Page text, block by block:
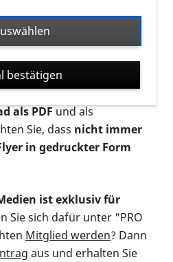
um ausschließlich
Audios oder Videos zu
und Broschüren werden in
angeboten: zur
als gedruckte Variante
als PDFund als
Sie, dass nicht immer
in gedruckter Form
ist exklusiv für
Sie sich dafür unter "PRO
Mitglied werden? Dann
aus und erhalten Sie
bestätigen